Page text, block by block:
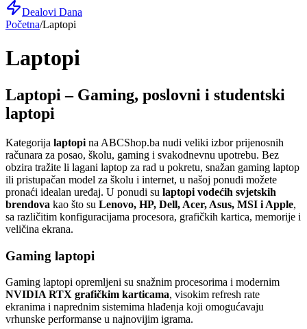
Dealovi Dana
Početna/Laptopi
Laptopi
Laptopi – Gaming, poslovni i studentski
laptopi
Kategorija laptopi na ABCShop.ba nudi veliki izbor prijenosnih
računara za posao, školu, gaming i svakodnevnu upotrebu. Bez
obzira tražite li lagani laptop za rad u pokretu, snažan gaming laptop
ili pristupačan model za školu i internet, u našoj ponudi možete
pronaći idealan uređaj. U ponudi su laptopi vodećih svjetskih
brendova kao što su Lenovo, HP, Dell, Acer, Asus, MSI i Apple,
sa različitim konfiguracijama procesora, grafičkih kartica, memorije i
veličina ekrana.
Gaming laptopi
Gaming laptopi opremljeni su snažnim procesorima i modernim
NVIDIA RTX grafičkim karticama, visokim refresh rate
ekranima i naprednim sistemima hlađenja koji omogućavaju
vrhunske performanse u najnovijim igrama.